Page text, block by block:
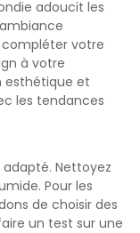
adoucit les
votre
à votre
esthétique et
les tendances
Nettoyez
Pour les
de choisir des
un test sur une